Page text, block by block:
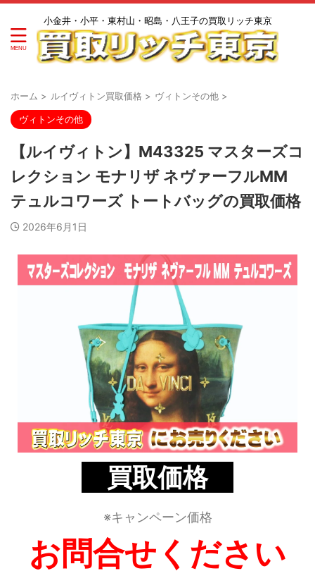
小金井・小平・東村山・昭島・八王子の買取リッチ東京
ホーム > ルイヴィトン買取価格 > ヴィトンその他 >
ヴィトンその他
【ルイヴィトン】M43325 マスターズコ
レクション モナリザ ネヴァーフルMM
テュルコワーズ トートバッグの買取価格
2026年6月1日
買取価格
※キャンペーン価格
お問合せください